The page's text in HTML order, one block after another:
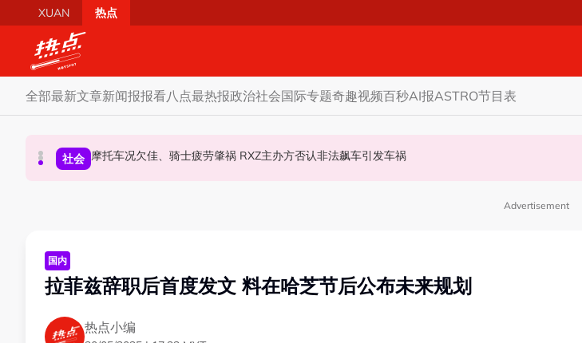
Skip to main content
XUAN 热点
全部最新文章新闻报报看八点最热报政治社会国际专题奇趣视频百秒AI报ASTRO节目表
财经 SST成华商远离希盟因素？ 阿末马斯兰：华裔商家更倾向GST机制
社会 摩托车况欠佳、骑士疲劳肇祸 RXZ主办方否认非法飙车引发车祸
政治 柔森州选合作奏效 阿末马斯兰吁国阵国盟携手迎战甲州选
Advertisement
国内
拉菲兹辞职后首度发文 料在哈芝节后公布未来规划
热点小编